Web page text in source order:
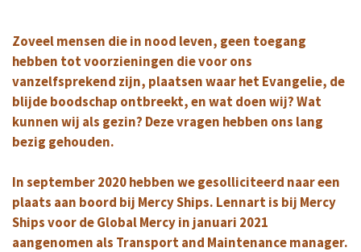
Zoveel mensen die in nood leven, geen toegang
hebben tot voorzieningen die voor ons
vanzelfsprekend zijn, plaatsen waar het Evangelie, de
blijde boodschap ontbreekt, en wat doen wij? Wat
kunnen wij als gezin? Deze vragen hebben ons lang
bezig gehouden.
In september 2020 hebben we gesolliciteerd naar een
plaats aan boord bij Mercy Ships. Lennart is bij Mercy
Ships voor de Global Mercy in januari 2021
aangenomen als Transport and Maintenance manager.